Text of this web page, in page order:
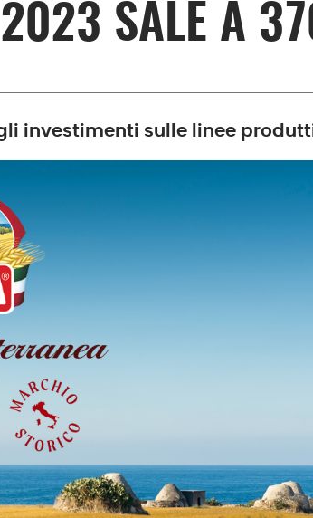
2023 SALE A
investimenti sulle linee